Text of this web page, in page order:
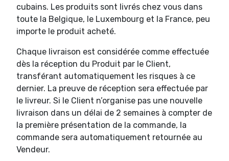
cubains. Les produits sont livrés chez vous dans
toute la Belgique, le Luxembourg et la France, peu
importe le produit acheté.
Chaque livraison est considérée comme effectuée
dès la réception du Produit par le Client,
transférant automatiquement les risques à ce
dernier. La preuve de réception sera effectuée par
le livreur. Si le Client n’organise pas une nouvelle
livraison dans un délai de 2 semaines à compter de
la première présentation de la commande, la
commande sera automatiquement retournée au
Vendeur.